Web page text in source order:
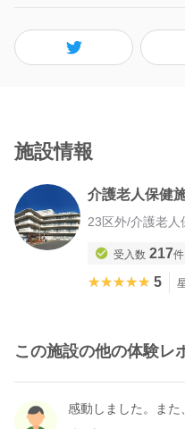
施設情報
介護老人保健
23区外/介護老人
受入数 217件
★★★★★
★★★★★ 5
この施設の他の体験レ
感動しました。また